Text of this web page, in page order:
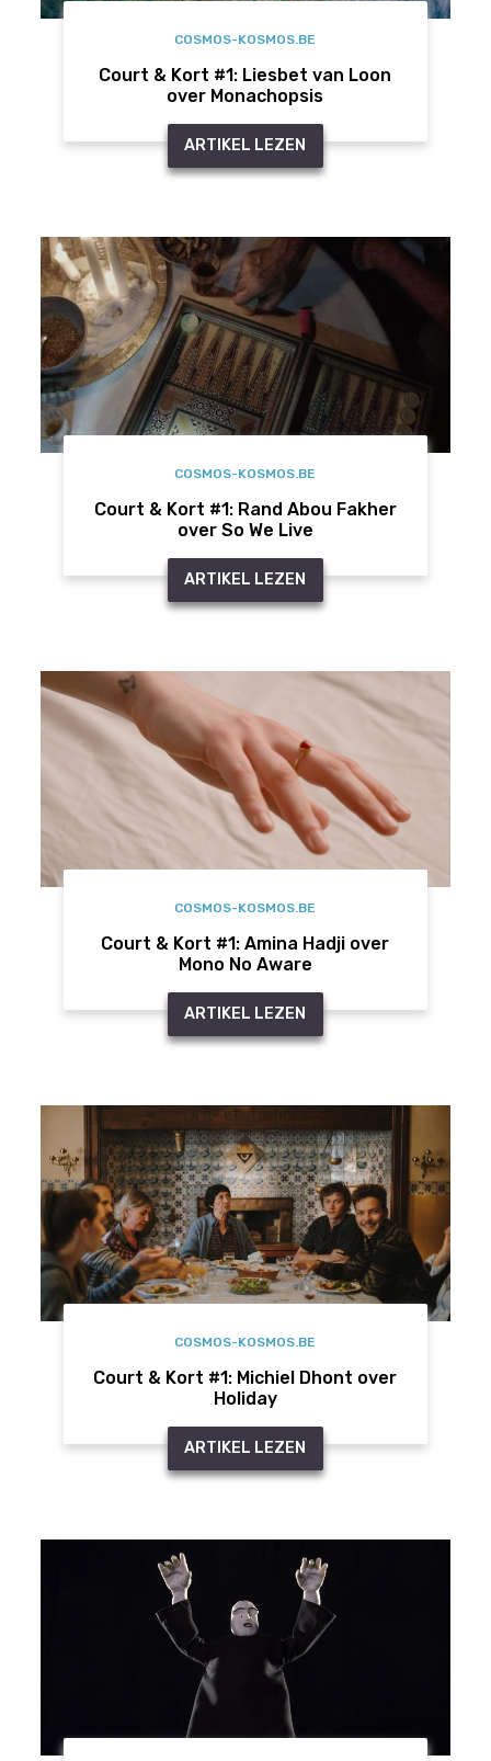
COSMOS-KOSMOS.BE
Court & Kort #1: Liesbet van Loon
over Monachopsis
ARTIKEL LEZEN
COSMOS-KOSMOS.BE
Court & Kort #1: Rand Abou Fakher
over So We Live
ARTIKEL LEZEN
COSMOS-KOSMOS.BE
Court & Kort #1: Amina Hadji over
Mono No Aware
ARTIKEL LEZEN
COSMOS-KOSMOS.BE
Court & Kort #1: Michiel Dhont over
Holiday
ARTIKEL LEZEN